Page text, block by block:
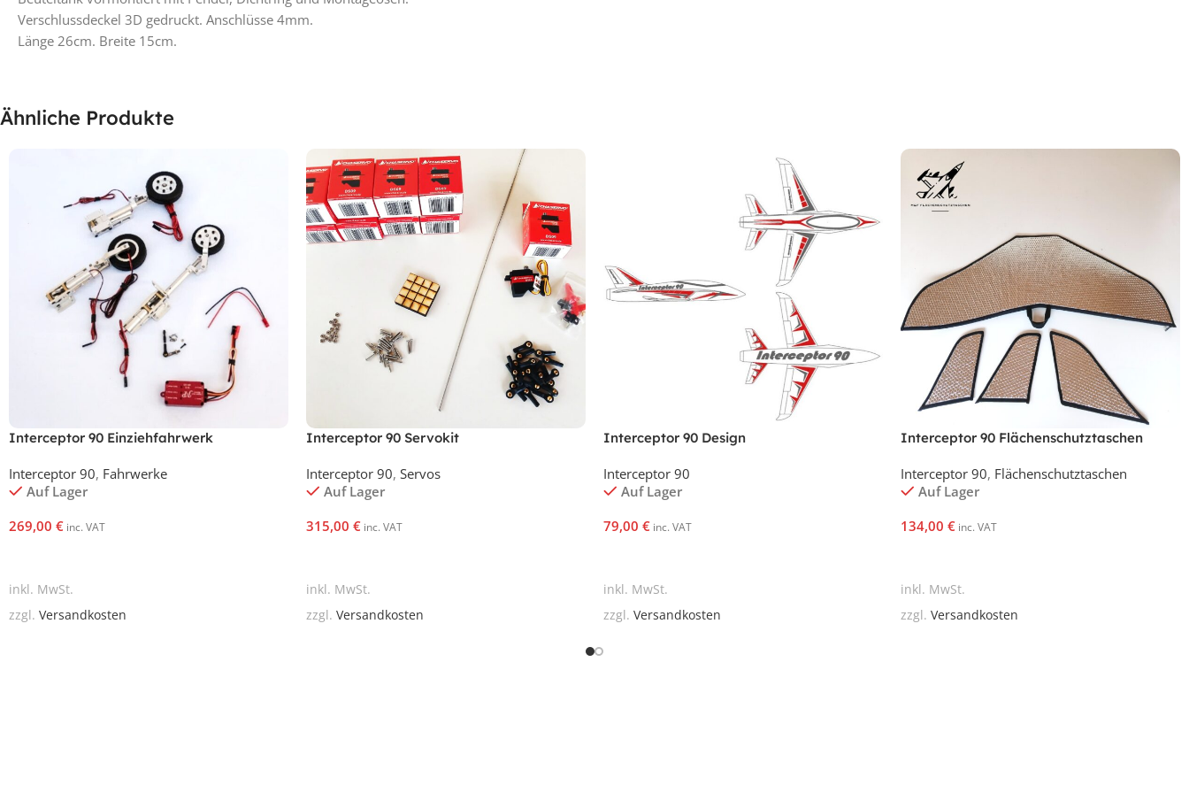
Verschlussdeckel 3D gedruckt. Anschlüsse 4mm.
Länge 26cm. Breite 15cm.
Ähnliche Produkte
Interceptor 90 Einziehfahrwerk
Interceptor 90, Fahrwerke
Auf Lager
269,00 € inc. VAT
inkl. MwSt.
zzgl. Versandkosten
Interceptor 90 Servokit
Interceptor 90, Servos
Auf Lager
315,00 € inc. VAT
inkl. MwSt.
zzgl. Versandkosten
Interceptor 90 Design
Interceptor 90
Auf Lager
79,00 € inc. VAT
inkl. MwSt.
zzgl. Versandkosten
Interceptor 90 Flächenschutztaschen
Interceptor 90, Flächenschutztaschen
Auf Lager
134,00 € inc. VAT
inkl. MwSt.
zzgl. Versandkosten